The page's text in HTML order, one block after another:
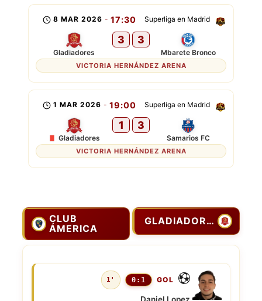
Superliga en Madrid
8 MAR 2026 - 17:30
Gladiadores
3 3
Mbarete Bronco
VICTORIA HERNÁNDEZ ARENA
Superliga en Madrid
1 MAR 2026 - 19:00
Gladiadores
1 3
Samarios FC
VICTORIA HERNÁNDEZ ARENA
CLUB
ÁMERICA
GLADIADORES
1' 0:1 GOL